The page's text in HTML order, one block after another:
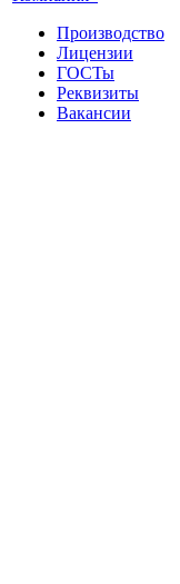
Производство
Лицензии
ГОСТы
Реквизиты
Вакансии